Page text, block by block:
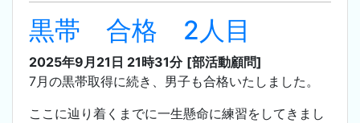
黒帯 合格 2人目
2025年9月21日 21時31分 [部活動顧問]
7月の黒帯取得に続き、男子も合格いたしました。
ここに辿り着くまでに一生懸命に練習をしてきまし